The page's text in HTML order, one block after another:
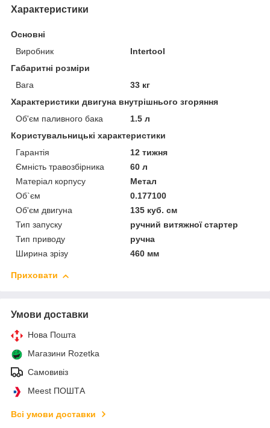
Характеристики
Основні
Виробник
Intertool
Габаритні розміри
Вага
33 кг
Характеристики двигуна внутрішнього згоряння
Об'єм паливного бака
1.5 л
Користувальницькі характеристики
Гарантія
12 тижня
Ємність травозбірника
60 л
Матеріал корпусу
Метал
Об`єм
0.177100
Об'єм двигуна
135 куб. см
Тип запуску
ручний витяжної стартер
Тип приводу
ручна
Ширина зрізу
460 мм
Приховати
Умови доставки
Нова Пошта
Магазини Rozetka
Самовивіз
Meest ПОШТА
Всі умови доставки